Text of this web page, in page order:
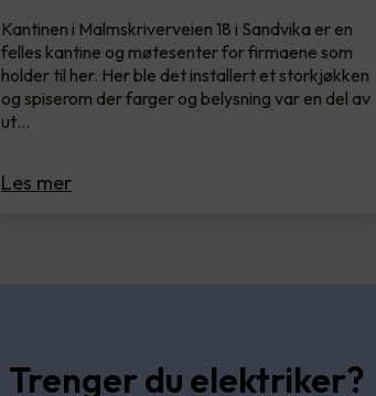
Kantinen i Malmskriverveien 18 i Sandvika er en
felles kantine og møtesenter for firmaene som
holder til her. Her ble det installert et storkjøkken
og spiserom der farger og belysning var en del av
ut…
Les mer
Trenger du elektriker?